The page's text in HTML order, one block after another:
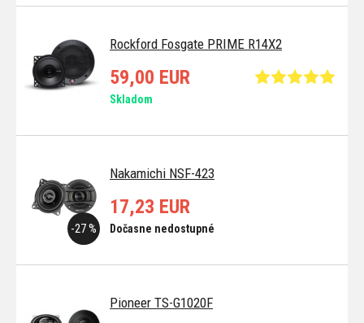
Rockford Fosgate PRIME R14X2
59,00 EUR
Skladom
Nakamichi NSF-423
-27 %
17,23 EUR
Dočasne nedostupné
Pioneer TS-G1020F